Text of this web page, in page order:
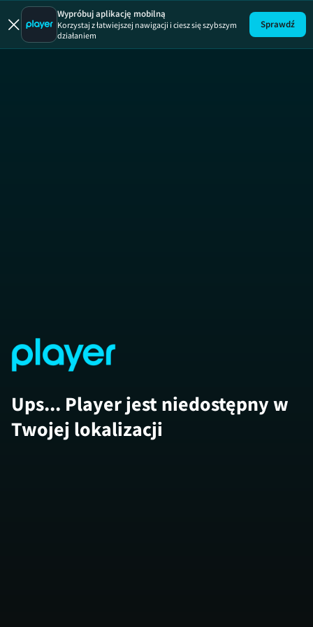
Wypróbuj aplikację mobilną
Korzystaj z łatwiejszej nawigacji i ciesz się szybszym
działaniem
Sprawdź
Ups... Player jest niedostępny w
Twojej lokalizacji